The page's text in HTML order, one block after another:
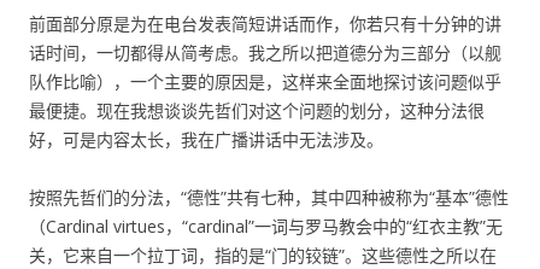
前面部分原是为在电台发表简短讲话而作，你若只有十分钟的讲
话时间，一切都得从简考虑。我之所以把道德分为三部分（以舰
队作比喻），一个主要的原因是，这样来全面地探讨该问题似乎
最便捷。现在我想谈谈先哲们对这个问题的划分，这种分法很
好，可是内容太长，我在广播讲话中无法涉及。
按照先哲们的分法，“德性”共有七种，其中四种被称为“基本”德性
（Cardinal virtues，“cardinal”一词与罗马教会中的“红衣主教”无
关，它来自一个拉丁词，指的是“门的铰链”。这些德性之所以在